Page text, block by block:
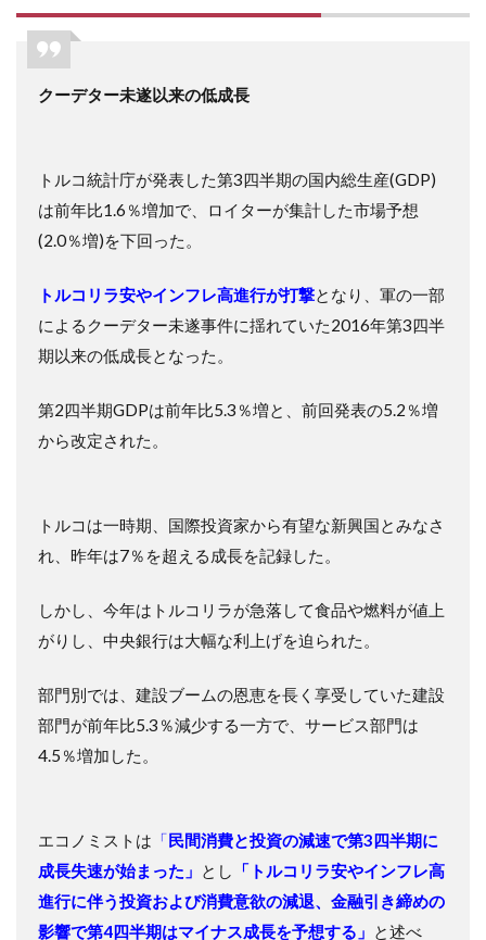
クーデター未遂以来の低成長
トルコ統計庁が発表した第3四半期の国内総生産(GDP)
は前年比1.6％増加で、ロイターが集計した市場予想
(2.0％増)を下回った。
トルコリラ安やインフレ高進行が打撃となり、軍の一部
によるクーデター未遂事件に揺れていた2016年第3四半
期以来の低成長となった。
第2四半期GDPは前年比5.3％増と、前回発表の5.2％増
から改定された。
トルコは一時期、国際投資家から有望な新興国とみなさ
れ、昨年は7％を超える成長を記録した。
しかし、今年はトルコリラが急落して食品や燃料が値上
がりし、中央銀行は大幅な利上げを迫られた。
部門別では、建設ブームの恩恵を長く享受していた建設
部門が前年比5.3％減少する一方で、サービス部門は
4.5％増加した。
エコノミストは 「民間消費と投資の減速で第3四半期に
成長失速が始まった」 とし
「トルコリラ安やインフレ高
進行に伴う投資および消費意欲の減退、金融引き締めの
影響で第4四半期はマイナス成長を予想する」 と述べ